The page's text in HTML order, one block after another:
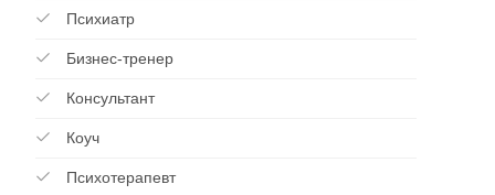
Психиатр
Бизнес-тренер
Консультант
Коуч
Психотерапевт